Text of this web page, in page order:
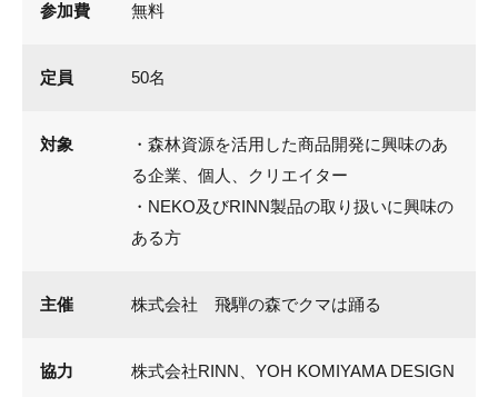
参加費 無料
定員 50名
対象
・森林資源を活用した商品開発に興味のあ
る企業、個人、クリエイター
・NEKO及びRINN製品の取り扱いに興味の
ある方
主催 株式会社 飛騨の森でクマは踊る
協力 株式会社RINN、YOH KOMIYAMA DESIGN